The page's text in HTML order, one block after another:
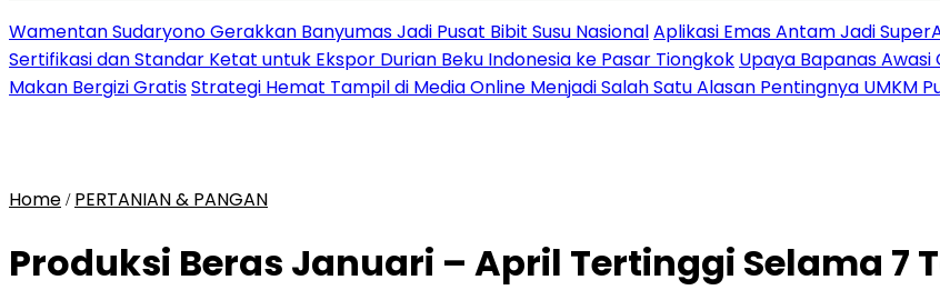
Wamentan Sudaryono Gerakkan Banyumas Jadi Pusat Bibit Susu NasionalAplikasi Emas Antam Jadi
Sertifikasi dan Standar Ketat untuk Ekspor Durian Beku Indonesia ke Pasar Tiongkok Upaya Bapanas
Makan Bergizi GratisStrategi Hemat Tampil di Media Online Menjadi Salah Satu Alasan Pentingnya UMKM
Home / PERTANIAN & PANGAN
Produksi Beras Januari – April Tertinggi Selama 7